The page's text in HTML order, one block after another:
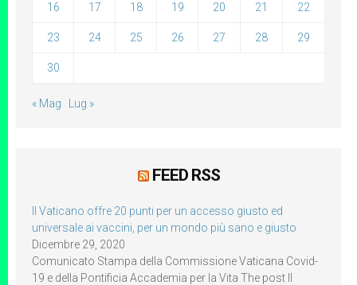
16 17 18 19 20 21 22
23 24 25 26 27 28 29
30
« Mag Lug »
FEED RSS
Il Vaticano offre 20 punti per un accesso giusto ed
universale ai vaccini, per un mondo più sano e giusto
Dicembre 29, 2020
Comunicato Stampa della Commissione Vaticana Covid-
19 e della Pontificia Accademia per la Vita The post Il